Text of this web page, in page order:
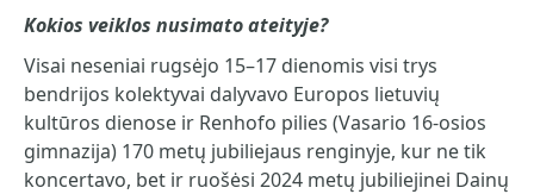
Kokios veiklos nusimato ateityje?
Visai neseniai rugsėjo 15–17 dienomis visi trys
bendrijos kolektyvai dalyvavo Europos lietuvių
kultūros dienose ir Renhofo pilies (Vasario 16-osios
gimnazija) 170 metų jubiliejaus renginyje, kur ne tik
koncertavo, bet ir ruošėsi 2024 metų jubiliejinei Dainų